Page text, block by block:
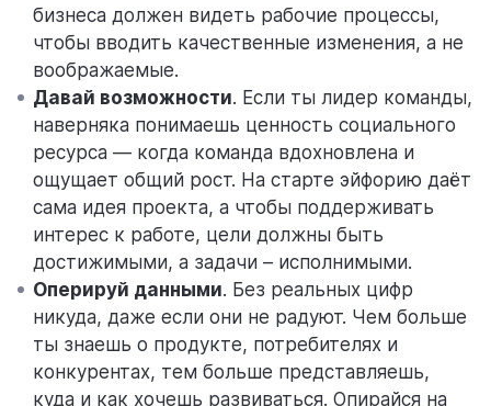
бизнеса должен видеть рабочие процессы,
чтобы вводить качественные изменения, а не
воображаемые.
Давай возможности. Если ты лидер команды,
наверняка понимаешь ценность социального
ресурса — когда команда вдохновлена и
ощущает общий рост. На старте эйфорию даёт
сама идея проекта, а чтобы поддерживать
интерес к работе, цели должны быть
достижимыми, а задачи – исполнимыми.
Оперируй данными. Без реальных цифр
никуда, даже если они не радуют. Чем больше
ты знаешь о продукте, потребителях и
конкурентах, тем больше представляешь,
куда и как хочешь развиваться. Опирайся на